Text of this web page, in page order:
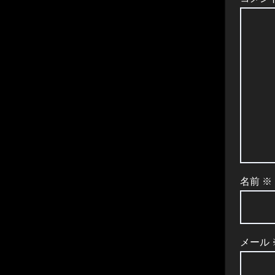
名前 ※
メール